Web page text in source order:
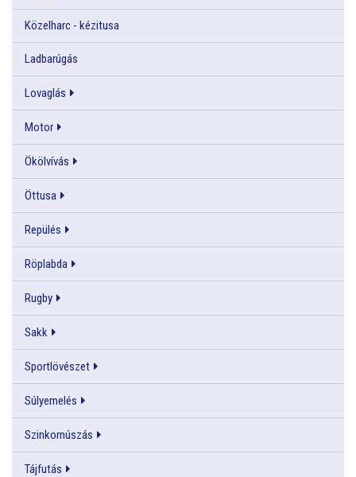
Közelharc - kézitusa
Ladbarúgás
Lovaglás
Motor
Ökölvívás
Öttusa
Repülés
Röplabda
Rugby
Sakk
Sportlövészet
Súlyemelés
Szinkornúszás
Tájfutás